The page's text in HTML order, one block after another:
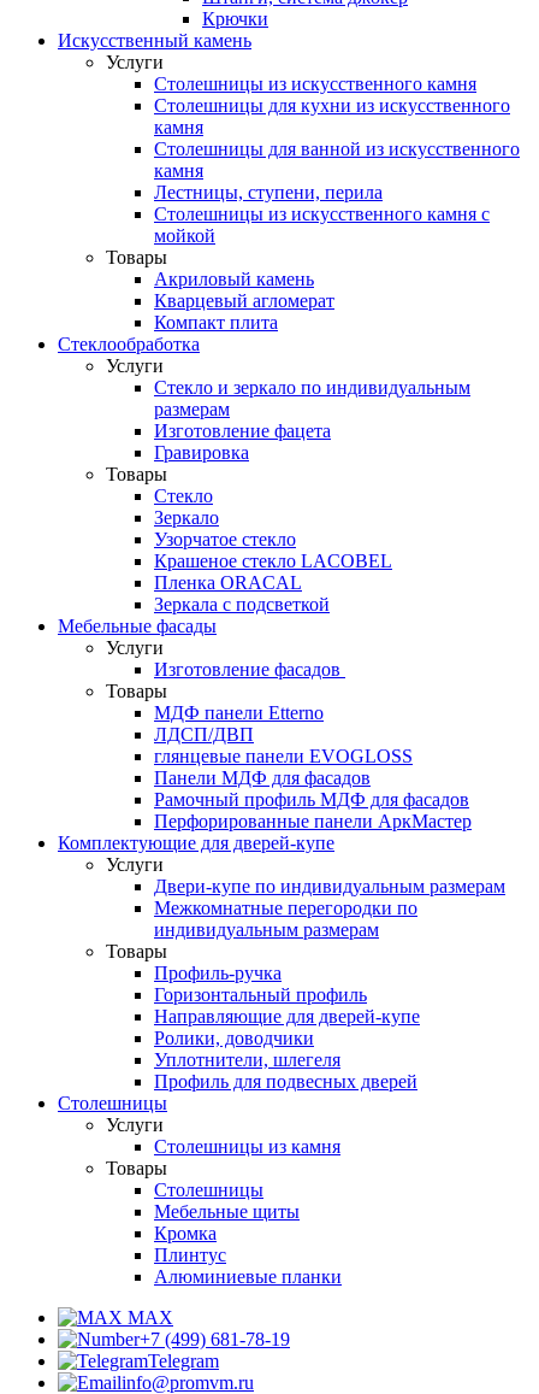
Крючки
Искусственный камень
Услуги
Столешницы из искусственного камня
Столешницы для кухни из искусственного
камня
Столешницы для ванной из искусственного
камня
Лестницы, ступени, перила
Столешницы из искусственного камня с
мойкой
Товары
Акриловый камень
Кварцевый агломерат
Компакт плита
Стеклообработка
Услуги
Стекло и зеркало по индивидуальным
размерам
Изготовление фацета
Гравировка
Товары
Стекло
Зеркало
Узорчатое стекло
Крашеное стекло LACOBEL
Пленка ORACAL
Зеркала с подсветкой
Мебельные фасады
Услуги
Изготовление фасадов
Товары
МДФ панели Etterno
ЛДСП/ДВП
глянцевые панели EVOGLOSS
Панели МДФ для фасадов
Рамочный профиль МДФ для фасадов
Перфорированные панели АркМастер
Комплектующие для дверей-купе
Услуги
Двери-купе по индивидуальным размерам
Межкомнатные перегородки по
индивидуальным размерам
Товары
Профиль-ручка
Горизонтальный профиль
Направляющие для дверей-купе
Ролики, доводчики
Уплотнители, шлегеля
Профиль для подвесных дверей
Столешницы
Услуги
Столешницы из камня
Товары
Столешницы
Мебельные щиты
Кромка
Плинтус
Алюминиевые планки
MAX
+7 (499) 681-78-19
Telegram
info@promvm.ru